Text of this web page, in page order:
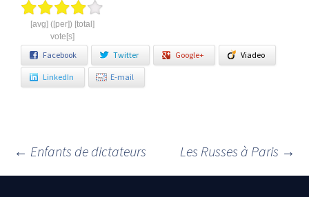
[avg] ([per]) [total]
vote[s]
Facebook Twitter Google+ Viadeo
LinkedIn E-mail
Navigation des articles
← Enfants de dictateurs Les Russes à Paris →